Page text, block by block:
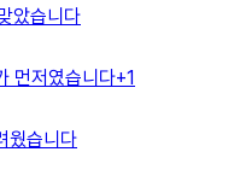
았습니다
먼저였습니다+1
웠습니다